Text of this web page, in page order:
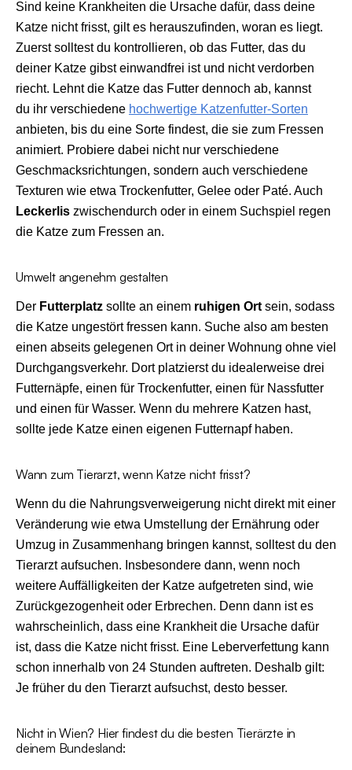
Sind keine Krankheiten die Ursache dafür, dass deine
Katze nicht frisst, gilt es herauszufinden, woran es liegt.
Zuerst solltest du kontrollieren, ob das Futter, das du
deiner Katze gibst einwandfrei ist und nicht verdorben
riecht. Lehnt die Katze das Futter dennoch ab, kannst
du ihr verschiedene hochwertige Katzenfutter-Sorten
anbieten, bis du eine Sorte findest, die sie zum Fressen
animiert. Probiere dabei nicht nur verschiedene
Geschmacksrichtungen, sondern auch verschiedene
Texturen wie etwa Trockenfutter, Gelee oder Paté. Auch
Leckerlis zwischendurch oder in einem Suchspiel regen
die Katze zum Fressen an.
Umwelt angenehm gestalten
Der Futterplatz sollte an einem ruhigen Ort sein, sodass
die Katze ungestört fressen kann. Suche also am besten
einen abseits gelegenen Ort in deiner Wohnung ohne viel
Durchgangsverkehr. Dort platzierst du idealerweise drei
Futternäpfe, einen für Trockenfutter, einen für Nassfutter
und einen für Wasser. Wenn du mehrere Katzen hast,
sollte jede Katze einen eigenen Futternapf haben.
Wann zum Tierarzt, wenn Katze nicht frisst?
Wenn du die Nahrungsverweigerung nicht direkt mit einer
Veränderung wie etwa Umstellung der Ernährung oder
Umzug in Zusammenhang bringen kannst, solltest du den
Tierarzt aufsuchen. Insbesondere dann, wenn noch
weitere Auffälligkeiten der Katze aufgetreten sind, wie
Zurückgezogenheit oder Erbrechen. Denn dann ist es
wahrscheinlich, dass eine Krankheit die Ursache dafür
ist, dass die Katze nicht frisst. Eine Leberverfettung kann
schon innerhalb von 24 Stunden auftreten. Deshalb gilt:
Je früher du den Tierarzt aufsuchst, desto besser.
Nicht in Wien? Hier findest du die besten Tierärzte in
deinem Bundesland: